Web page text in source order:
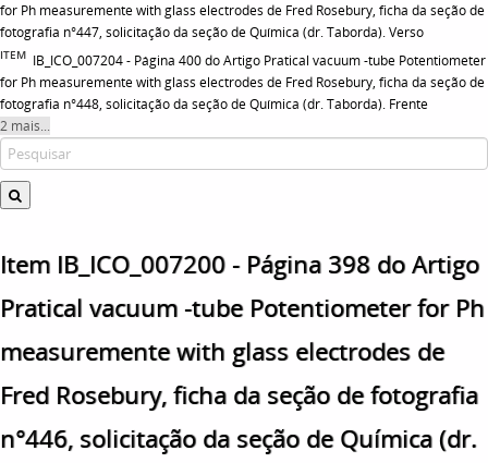
for Ph measuremente with glass electrodes de Fred Rosebury, ficha da seção de
fotografia n°447, solicitação da seção de Química (dr. Taborda). Verso
ITEM IB_ICO_007204 - Página 400 do Artigo Pratical vacuum -tube Potentiometer
for Ph measuremente with glass electrodes de Fred Rosebury, ficha da seção de
fotografia n°448, solicitação da seção de Química (dr. Taborda). Frente
2 mais...
Item IB_ICO_007200 - Página 398 do Artigo
Pratical vacuum -tube Potentiometer for Ph
measuremente with glass electrodes de
Fred Rosebury, ficha da seção de fotografia
n°446, solicitação da seção de Química (dr.